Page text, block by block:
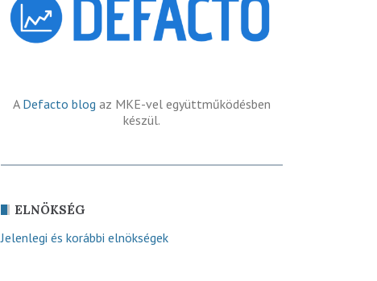
A Defacto blog az MKE-vel együttműködésben
készül.
ELNÖKSÉG
Jelenlegi és korábbi elnökségek